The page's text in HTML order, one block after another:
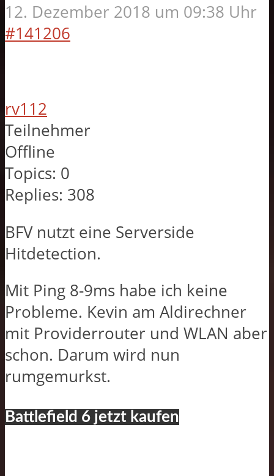
12. Dezember 2018 um 09:38 Uhr
#141206
rv112
Teilnehmer
Offline
Topics: 0
Replies: 308
BFV nutzt eine Serverside
Hitdetection.
Mit Ping 8-9ms habe ich keine
Probleme. Kevin am Aldirechner
mit Providerrouter und WLAN aber
schon. Darum wird nun
rumgemurkst.
Battlefield 6 jetzt kaufen